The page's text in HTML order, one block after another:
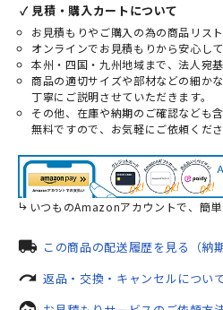
✓ 見積・購入カートについて
お見積もりやご購入の為の商品リスト
オンラインでお見積もりから安心し
本州・四国・九州地域まで、法人宛基
商品の適切サイズや部材などの細か
丁寧にご説明させていただきます。
その他、在庫や納期のご確認なども
無料ですので、お気軽にご依頼くださ
いつものAmazonアカウントで、簡単
local_shipping この商品の配送履歴を見る（納期
redo 返品・交換・キャンセルについ